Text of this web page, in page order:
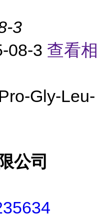
3
08-3 查看相
Gly-Leu-
公司